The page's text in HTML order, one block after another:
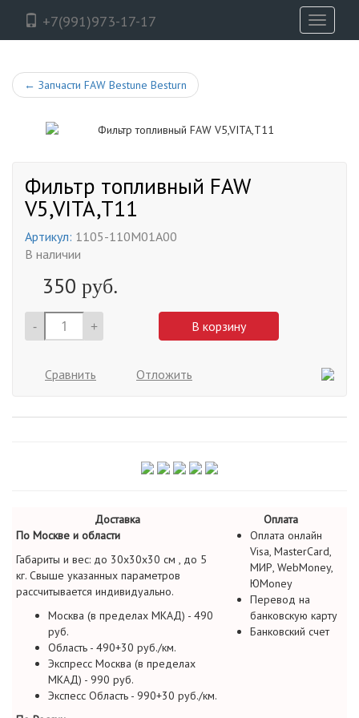
+7(991)973-17-17
Toggle
← Запчасти FAW Bestune Besturn
Фильтр топливный FAW
V5,VITA,T11
Артикул: 1105-110M01A00
В наличии
350 руб.
- + В корзину
Сравнить Отложить
Доставка
Оплата
По Москве и области
Габариты и вес: до 30х30х30 см , до 5
кг. Свыше указанных параметров
рассчитывается индивидуально.
Москва (в пределах МКАД) - 490
руб.
Область - 490+30 руб./км.
Экспресс Москва (в пределах
МКАД) - 990 руб.
Экспесс Область - 990+30 руб./км.
Оплата онлайн
Visa, MasterCard,
МИР, WebMoney,
ЮMoney
Перевод на
банковскую карту
Банковский счет